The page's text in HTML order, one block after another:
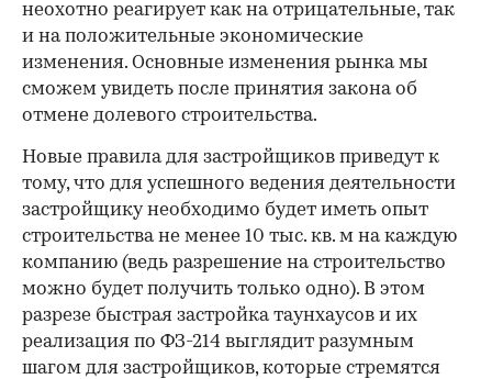
неохотно реагирует как на отрицательные, так
и на положительные экономические
изменения. Основные изменения рынка мы
сможем увидеть после принятия закона об
отмене долевого строительства.
Новые правила для застройщиков приведут к
тому, что для успешного ведения деятельности
застройщику необходимо будет иметь опыт
строительства не менее 10 тыс. кв. м на каждую
компанию (ведь разрешение на строительство
можно будет получить только одно). В этом
разрезе быстрая застройка таунхаусов и их
реализация по ФЗ-214 выглядит разумным
шагом для застройщиков, которые стремятся